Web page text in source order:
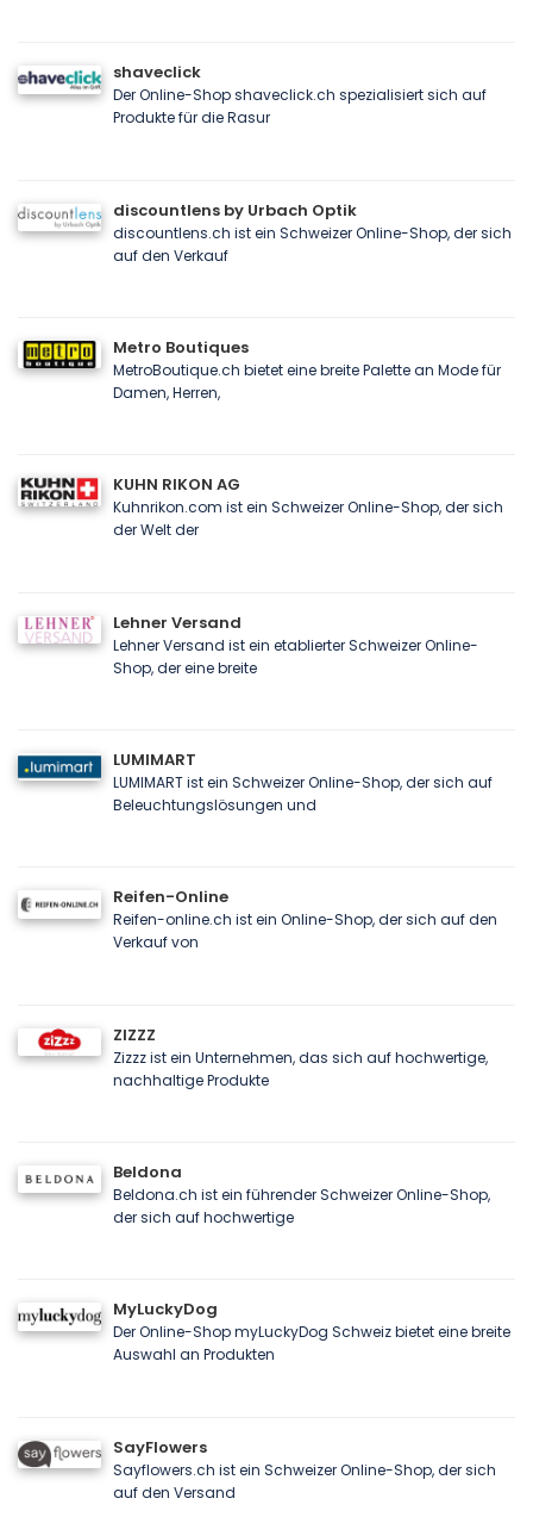
shaveclick
Der Online-Shop shaveclick.ch spezialisiert sich auf
Produkte für die Rasur
discountlens by Urbach Optik
discountlens.ch ist ein Schweizer Online-Shop, der sich
auf den Verkauf
Metro Boutiques
MetroBoutique.ch bietet eine breite Palette an Mode für
Damen, Herren,
KUHN RIKON AG
Kuhnrikon.com ist ein Schweizer Online-Shop, der sich
der Welt der
Lehner Versand
Lehner Versand ist ein etablierter Schweizer Online-
Shop, der eine breite
LUMIMART
LUMIMART ist ein Schweizer Online-Shop, der sich auf
Beleuchtungslösungen und
Reifen-Online
Reifen-online.ch ist ein Online-Shop, der sich auf den
Verkauf von
ZIZZZ
Zizzz ist ein Unternehmen, das sich auf hochwertige,
nachhaltige Produkte
Beldona
Beldona.ch ist ein führender Schweizer Online-Shop,
der sich auf hochwertige
MyLuckyDog
Der Online-Shop myLuckyDog Schweiz bietet eine breite
Auswahl an Produkten
SayFlowers
Sayflowers.ch ist ein Schweizer Online-Shop, der sich
auf den Versand